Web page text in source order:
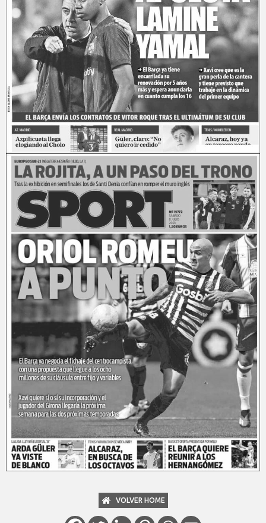
VOLVER HOME